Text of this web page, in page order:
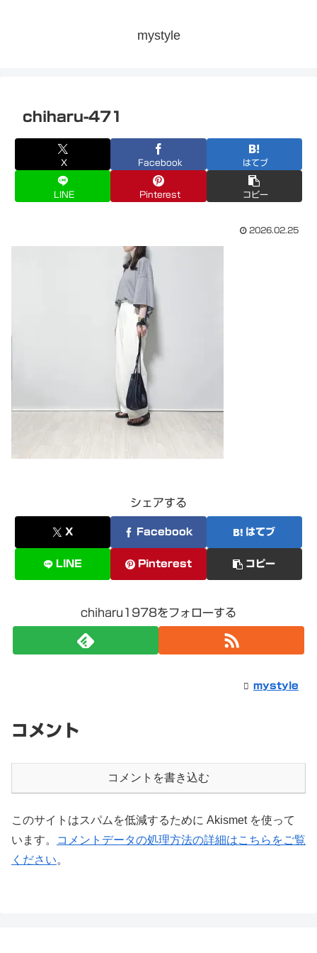
mystyle
chiharu-471
X Facebook はてブ
LINE Pinterest コピー
2026.02.25
シェアする
X Facebook はてブ
LINE Pinterest コピー
chiharu1978をフォローする
mystyle
コメント
コメントを書き込む
このサイトはスパムを低減するために Akismet を使って
います。
コメントデータの処理方法の詳細はこちらをご覧
ください。